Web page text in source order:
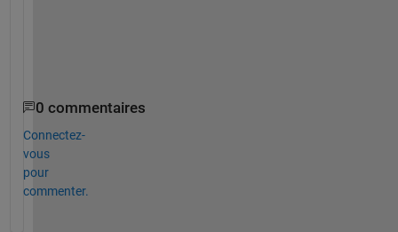
0 commentaires
Connectez-
vous
pour
commenter.